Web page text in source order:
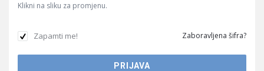
Klikni na sliku za promjenu.
Zapamti me! Zaboravljena šifra?